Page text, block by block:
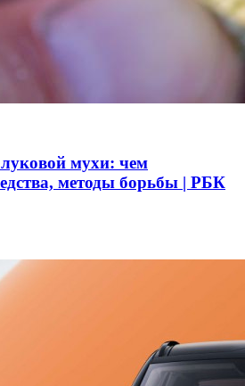
мухи: чем
методы борьбы | РБК